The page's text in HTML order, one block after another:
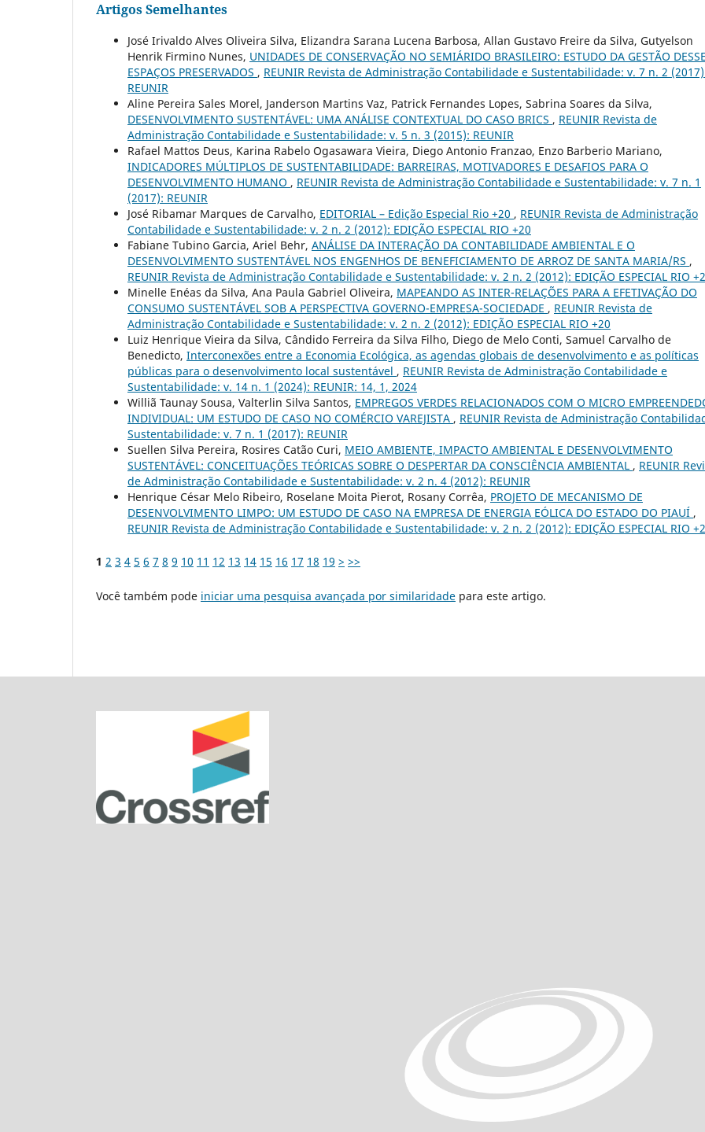
Artigos Semelhantes
José Irivaldo Alves Oliveira Silva, Elizandra Sarana Lucena Barbosa, Allan Gustavo Freire da Silva, Gutyelson
Henrik Firmino Nunes, UNIDADES DE CONSERVAÇÃO NO SEMIÁRIDO BRASILEIRO: ESTUDO DA GESTÃO
ESPAÇOS PRESERVADOS , REUNIR Revista de Administração Contabilidade e Sustentabilidade: v. 7 n. 2
REUNIR
Aline Pereira Sales Morel, Janderson Martins Vaz, Patrick Fernandes Lopes, Sabrina Soares da Silva,
DESENVOLVIMENTO SUSTENTÁVEL: UMA ANÁLISE CONTEXTUAL DO CASO BRICS , REUNIR Revista de
Administração Contabilidade e Sustentabilidade: v. 5 n. 3 (2015): REUNIR
Rafael Mattos Deus, Karina Rabelo Ogasawara Vieira, Diego Antonio Franzao, Enzo Barberio Mariano,
INDICADORES MÚLTIPLOS DE SUSTENTABILIDADE: BARREIRAS, MOTIVADORES E DESAFIOS PARA O
DESENVOLVIMENTO HUMANO , REUNIR Revista de Administração Contabilidade e Sustentabilidade: v. 7 n. 1
(2017): REUNIR
José Ribamar Marques de Carvalho, EDITORIAL – Edição Especial Rio +20 , REUNIR Revista de Administração
Contabilidade e Sustentabilidade: v. 2 n. 2 (2012): EDIÇÃO ESPECIAL RIO +20
Fabiane Tubino Garcia, Ariel Behr, ANÁLISE DA INTERAÇÃO DA CONTABILIDADE AMBIENTAL E O
DESENVOLVIMENTO SUSTENTÁVEL NOS ENGENHOS DE BENEFICIAMENTO DE ARROZ DE SANTA MARIA/RS ,
REUNIR Revista de Administração Contabilidade e Sustentabilidade: v. 2 n. 2 (2012): EDIÇÃO ESPECIAL RIO
Minelle Enéas da Silva, Ana Paula Gabriel Oliveira, MAPEANDO AS INTER-RELAÇÕES PARA A EFETIVAÇÃO DO
CONSUMO SUSTENTÁVEL SOB A PERSPECTIVA GOVERNO-EMPRESA-SOCIEDADE , REUNIR Revista de
Administração Contabilidade e Sustentabilidade: v. 2 n. 2 (2012): EDIÇÃO ESPECIAL RIO +20
Luiz Henrique Vieira da Silva, Cândido Ferreira da Silva Filho, Diego de Melo Conti, Samuel Carvalho de
Benedicto, Interconexões entre a Economia Ecológica, as agendas globais de desenvolvimento e as políticas
públicas para o desenvolvimento local sustentável , REUNIR Revista de Administração Contabilidade e
Sustentabilidade: v. 14 n. 1 (2024): REUNIR: 14, 1, 2024
Williã Taunay Sousa, Valterlin Silva Santos, EMPREGOS VERDES RELACIONADOS COM O MICRO
INDIVIDUAL: UM ESTUDO DE CASO NO COMÉRCIO VAREJISTA , REUNIR Revista de Administração
Sustentabilidade: v. 7 n. 1 (2017): REUNIR
Suellen Silva Pereira, Rosires Catão Curi, MEIO AMBIENTE, IMPACTO AMBIENTAL E DESENVOLVIMENTO
SUSTENTÁVEL: CONCEITUAÇÕES TEÓRICAS SOBRE O DESPERTAR DA CONSCIÊNCIA AMBIENTAL , REUNIR
de Administração Contabilidade e Sustentabilidade: v. 2 n. 4 (2012): REUNIR
Henrique César Melo Ribeiro, Roselane Moita Pierot, Rosany Corrêa, PROJETO DE MECANISMO DE
DESENVOLVIMENTO LIMPO: UM ESTUDO DE CASO NA EMPRESA DE ENERGIA EÓLICA DO ESTADO DO PIAUÍ ,
REUNIR Revista de Administração Contabilidade e Sustentabilidade: v. 2 n. 2 (2012): EDIÇÃO ESPECIAL RIO
1 2 3 4 5 6 7 8 9 10 11 12 13 14 15 16 17 18 19 > >>
Você também pode iniciar uma pesquisa avançada por similaridade para este artigo.